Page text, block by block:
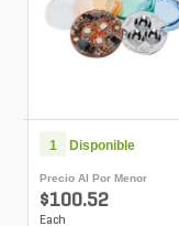
1 Disponible
Precio Al Por Menor
$100.52
Each